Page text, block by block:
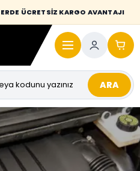
ÜCRETSİZ KARGO AVANTAJI
ARA